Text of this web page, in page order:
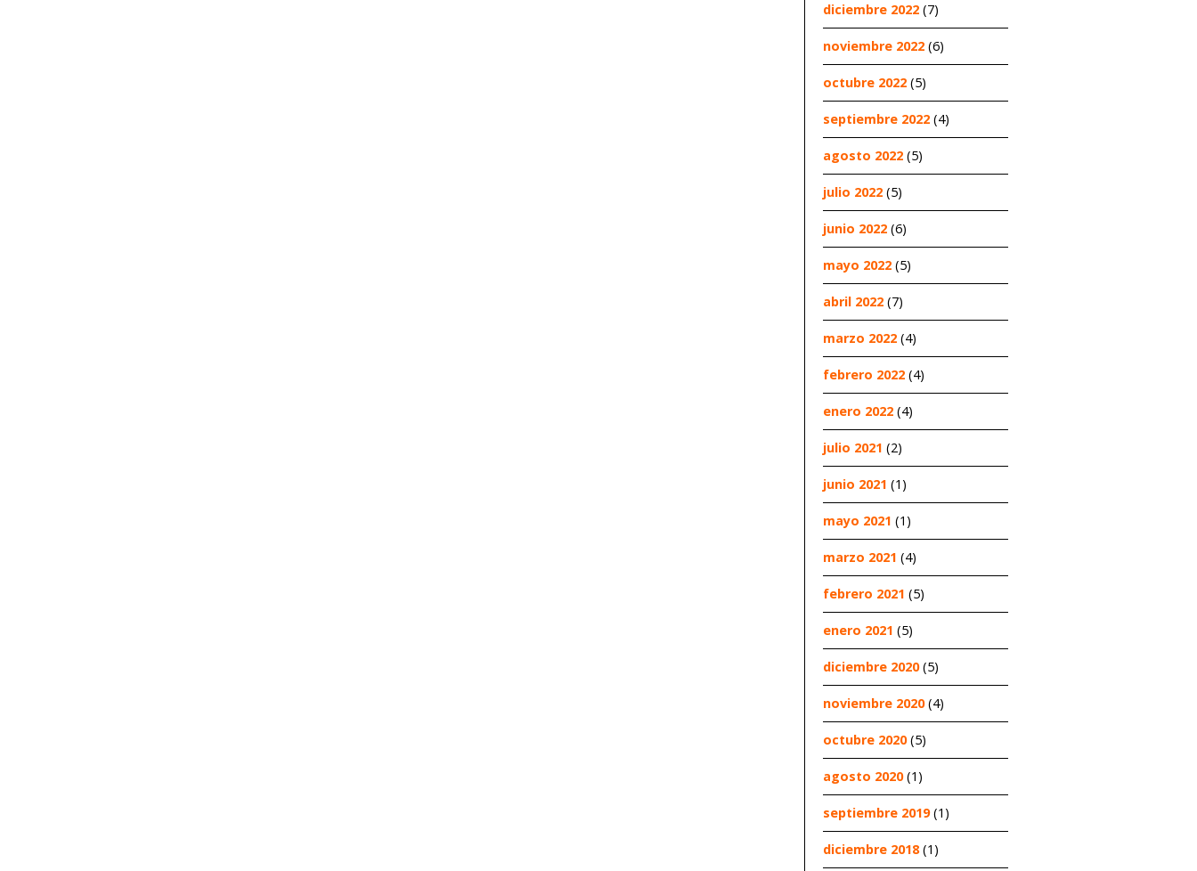
diciembre 2022 (7)
noviembre 2022 (6)
octubre 2022 (5)
septiembre 2022 (4)
agosto 2022 (5)
julio 2022 (5)
junio 2022 (6)
mayo 2022 (5)
abril 2022 (7)
marzo 2022 (4)
febrero 2022 (4)
enero 2022 (4)
julio 2021 (2)
junio 2021 (1)
mayo 2021 (1)
marzo 2021 (4)
febrero 2021 (5)
enero 2021 (5)
diciembre 2020(5)
noviembre 2020(4)
octubre 2020(5)
agosto 2020(1)
septiembre 2019(1)
diciembre 2018(1)